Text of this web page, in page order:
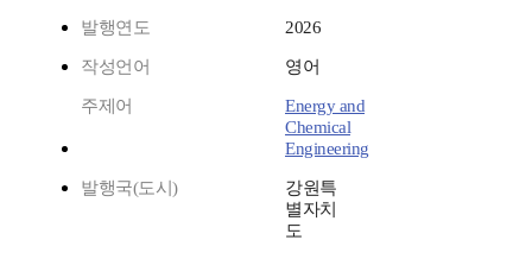
발행연도 2026
작성언어 영어
주제어
Energy and
Chemical
Engineering
발행국(도시)
강원특
별자치
도